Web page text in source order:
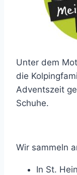
Unter dem
die
Adventszeit
Schuhe.
Wir sammeln
In St.